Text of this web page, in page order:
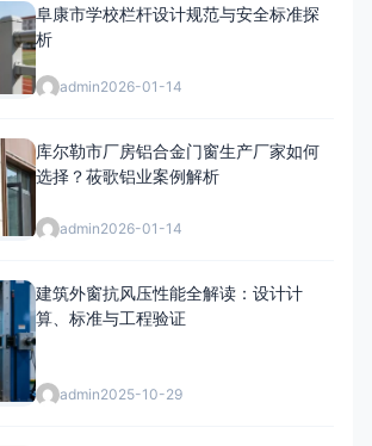
阜康市学校栏杆设计规范与安全标准探
析
admin2026-01-14
库尔勒市厂房铝合金门窗生产厂家如何
选择？莜歌铝业案例解析
admin2026-01-14
建筑外窗抗风压性能全解读：设计计
算、标准与工程验证
admin2025-10-29